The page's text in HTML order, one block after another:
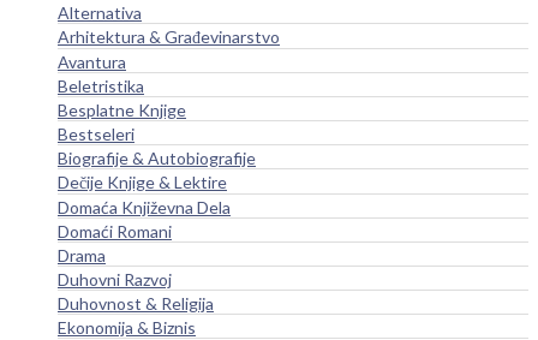
Alternativa
Arhitektura & Građevinarstvo
Avantura
Beletristika
Besplatne Knjige
Bestseleri
Biografije & Autobiografije
Dečije Knjige & Lektire
Domaća Književna Dela
Domaći Romani
Drama
Duhovni Razvoj
Duhovnost & Religija
Ekonomija & Biznis